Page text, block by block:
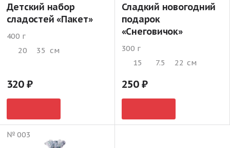
Детский набор
сладостей «Пакет»
400 г
20
35 см
320
Сладкий новогодний
подарок
«Снеговичок»
300 г
15
7.5 22 см
250
№ 003